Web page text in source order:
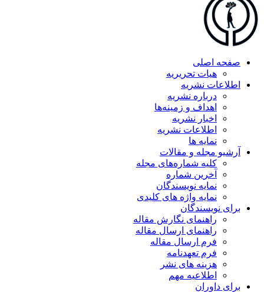
صفحه اصلی
هیات تحریریه
اطلاعات نشریه
درباره نشریه
اهداف و زمینه‌ها
اخبار نشریه
اطلاعات نشریه
نمایه ها
آرشیو مجله و مقالات
کلیه شماره‌های مجله
آخرین شماره
نمایه نویسندگان
نمایه واژه های کلیدی
برای نویسندگان
راهنمای نگارش مقاله
راهنمای ارسال مقاله
فرم ارسال مقاله
فرم تعهدنامه
هزینه های نشر
اطلاعیه مهم
برای داوران